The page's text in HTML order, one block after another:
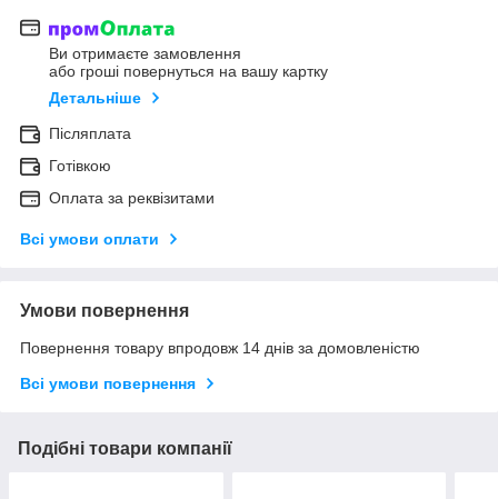
Ви отримаєте замовлення
або гроші повернуться на вашу картку
Детальніше
Післяплата
Готівкою
Оплата за реквізитами
Всі умови оплати
Умови повернення
Повернення товару впродовж 14 днів за домовленістю
Всі умови повернення
Подібні товари компанії